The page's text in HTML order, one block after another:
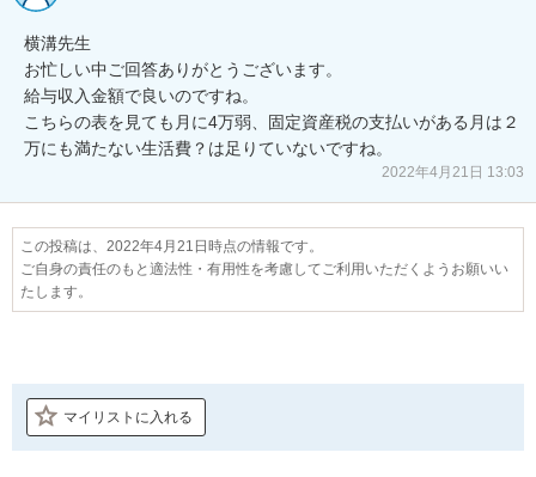
横溝先生
お忙しい中ご回答ありがとうございます。
給与収入金額で良いのですね。
こちらの表を見ても月に4万弱、固定資産税の支払いがある月は２
万にも満たない生活費？は足りていないですね。
2022年4月21日 13:03
この投稿は、2022年4月21日時点の情報です。
ご自身の責任のもと適法性・有用性を考慮してご利用いただくようお願いい
たします。
マイリストに入れる